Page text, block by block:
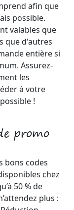
afin que
possible.
valables que
que d'autres
entière si
Assurez-
les
à votre
!
promo
bons codes
chez
50 % de
plus :